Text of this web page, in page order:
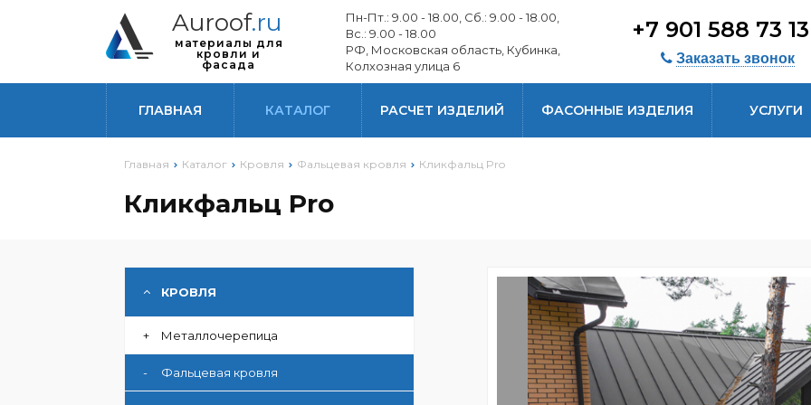
Auroof.ru
материалы для
кровли и
фасада
Пн-Пт.: 9.00 - 18.00, Сб.: 9.00 - 18.00,
Вс.: 9.00 - 18.00
РФ, Московская область, Кубинка,
Колхозная улица 6
+7 901 588 73 13
Заказать звонок
ГЛАВНАЯ КАТАЛОГ РАСЧЕТ ИЗДЕЛИЙ ФАСОННЫЕ ИЗДЕЛИЯ УСЛУГИ
Главная Каталог Кровля Фальцевая кровля Кликфальц Pro
Кликфальц Pro
КРОВЛЯ
Металлочерепица
+
Фальцевая кровля
-